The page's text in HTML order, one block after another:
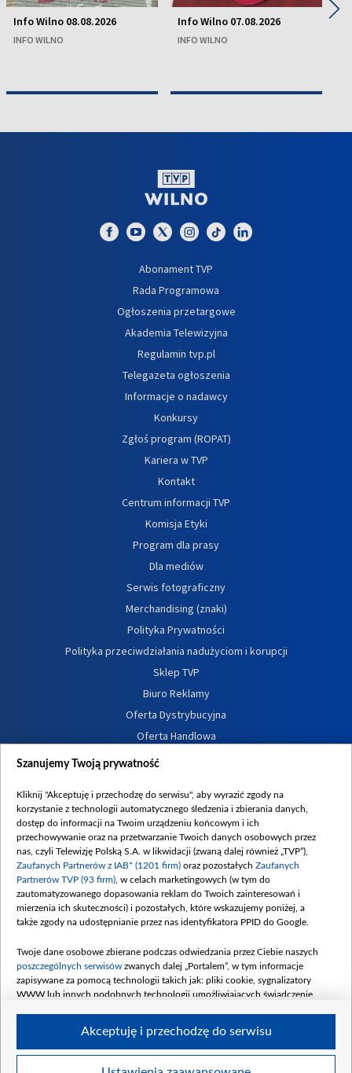
Info Wilno 08.08.2026
INFO WILNO
Info Wilno 07.08.2026
INFO WILNO
▶
Abonament TVP
Rada Programowa
Ogłoszenia przetargowe
Akademia Telewizyjna
Regulamin tvp.pl
Telegazeta ogłoszenia
Informacje o nadawcy
Konkursy
Zgłoś program (ROPAT)
Kariera w TVP
Kontakt
Centrum informacji TVP
Komisja Etyki
Program dla prasy
Dla mediów
Serwis fotograficzny
Merchandising (znaki)
Polityka Prywatności
Polityka przeciwdziałania nadużyciom i korupcji
Sklep TVP
Biuro Reklamy
Oferta Dystrybucyjna
Oferta Handlowa
Dostępność
Procedura zgłoszeń wewnętrznych
Szanujemy Twoją prywatność
Kliknij "Akceptuję i przechodzę do serwisu", aby wyrazić zgody na
korzystanie z technologii automatycznego śledzenia i zbierania danych,
dostęp do informacji na Twoim urządzeniu końcowym i ich
przechowywanie oraz na przetwarzanie Twoich danych osobowych przez
nas, czyli Telewizję Polską S.A. w likwidacji (zwaną dalej również „TVP”),
Zaufanych Partnerów z IAB* (1201 firm) oraz pozostałych Zaufanych
Partnerów TVP (93 firm) , w celach marketingowych (w tym do
zautomatyzowanego dopasowania reklam do Twoich zainteresowań i
mierzenia ich skuteczności) i pozostałych, które wskazujemy poniżej, a
także zgody na udostępnianie przez nas identyfikatora PPID do Google.
Twoje dane osobowe zbierane podczas odwiedzania przez Ciebie naszych
poszczególnych serwisów zwanych dalej „Portalem”, w tym informacje
zapisywane za pomocą technologii takich jak: pliki cookie, sygnalizatory
WWW lub innych podobnych technologii umożliwiających świadczenie
Twoje dane osobowe zbierane podczas odwiedzania przez Ciebie
Akceptuję i przechodzę do serwisu